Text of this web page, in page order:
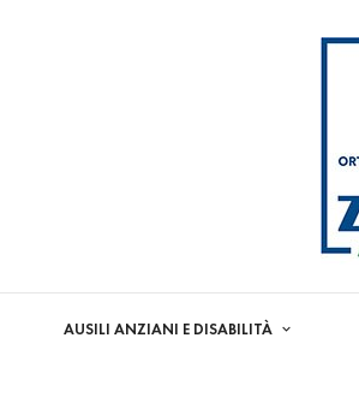
AUSILI ANZIANI E DISABILITÀ